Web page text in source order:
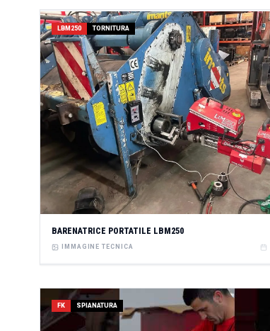
LBM250 TORNITURA
BARENATRICE PORTATILE LBM250
IMMAGINE TECNICA
FK SPIANATURA